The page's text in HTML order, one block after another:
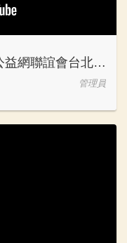
社姜幸麟DGE Computer
管理員